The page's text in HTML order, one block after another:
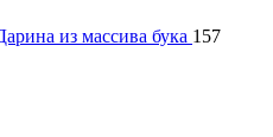
из массива бука 157